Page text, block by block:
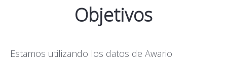
Objetivos
Estamos utilizando los datos de Awario